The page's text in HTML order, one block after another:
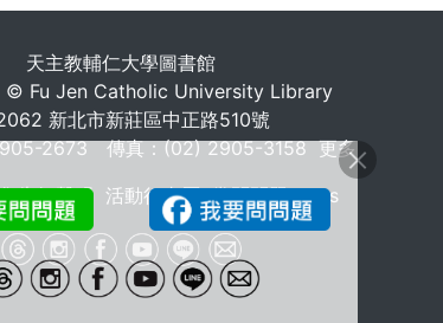
天主教輔仁大學圖書館
Fu Jen Catholic University Library
新北市新莊區中正路510號
2673 傳真：(02) 2905-3158更多
告知聲明 活動行事曆 常問問題 FAQs